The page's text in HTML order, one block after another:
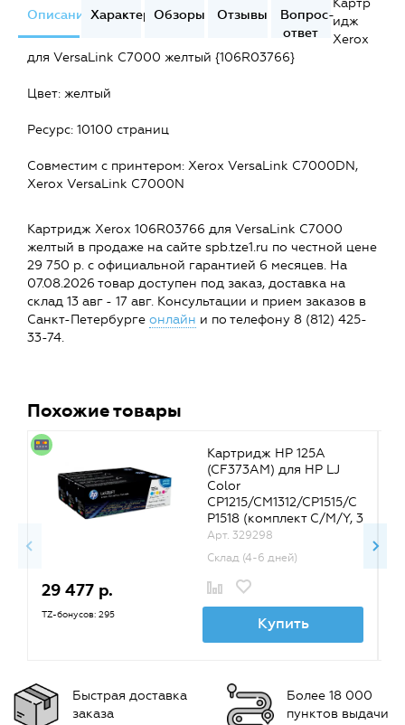
ОписаниеХарактеристики
Обзоры Отзывы
Вопрос-
ответ
Картр
идж
Xerox
для VersaLink C7000 желтый {106R03766}
Цвет: желтый
Ресурс: 10100 страниц
Совместим с принтером: Xerox VersaLink C7000DN,
Xerox VersaLink C7000N
Картридж Xerox 106R03766 для VersaLink C7000
желтый в продаже на сайте spb.tze1.ru по честной цене
29 750 р. с официальной гарантией 6 месяцев. На
07.08.2026 товар доступен под заказ, доставка на
склад 13 авг - 17 авг. Консультации и прием заказов в
Санкт-Петербурге онлайн и по телефону 8 (812) 425-
33-74.
Похожие товары
Картридж HP 125A
(CF373AM) для HP LJ
Color
CP1215/CM1312/CP1515/C
P1518 (комплект C/M/Y, 3
x 1400k)
Арт. 329298
Склад (4-6 дней)
29 477 р.
TZ-бонусов: 295 Купить
Быстрая доставка
заказа
Более 18 000
пунктов выдачи